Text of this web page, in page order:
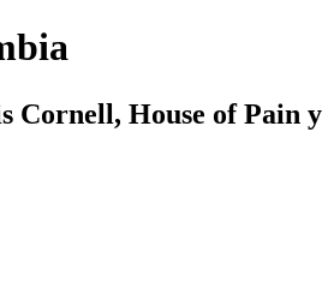
Cornell, House of Pain y